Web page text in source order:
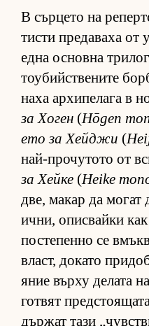
В сър­цето на
тисти пре­да­ваха от
една ос­новна
то­у­бийс­т­ве­ните
наха ар­хи­пе­лага в
за Хо­ген (Hōgen
ето за Хей­джи (
най-про­чу­тото от
за Хейке (Heike
две, ма­кар да мо­гат
ич­ни, опис­вайки
пос­те­пенно се
власт, до­като
я­ние върху де­лата
гот­вят
дър­жат тази